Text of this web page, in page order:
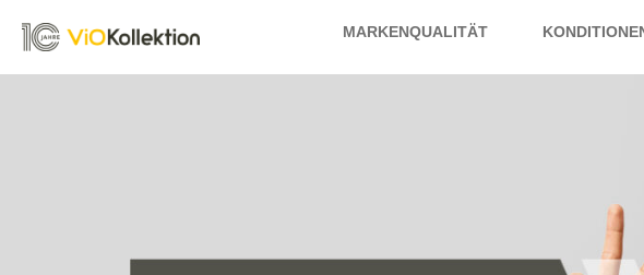
MARKENQUALITÄT